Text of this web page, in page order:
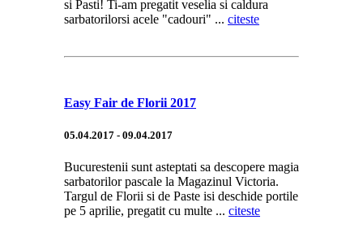
si Pasti! Ti-am pregatit veselia si caldura
sarbatorilorsi acele "cadouri" ... citeste
Easy Fair de Florii 2017
05.04.2017 - 09.04.2017
Bucurestenii sunt asteptati sa descopere magia
sarbatorilor pascale la Magazinul Victoria.
Targul de Florii si de Paste isi deschide portile
pe 5 aprilie, pregatit cu multe ... citeste